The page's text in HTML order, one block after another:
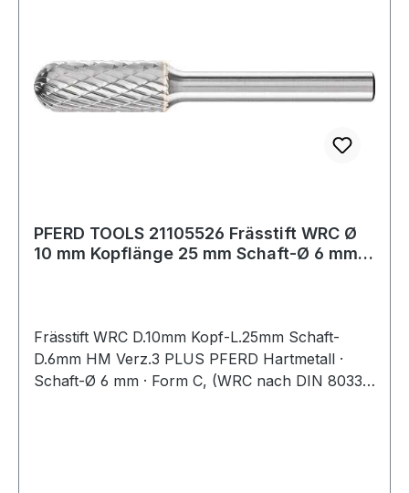
PFERD TOOLS 21105526 Frässtift WRC Ø
10 mm Kopflänge 25 mm Schaft-Ø 6 mm
Frässtift WRC D.10mm Kopf-L.25mm Schaft-
D.6mm HM Verz.3 PLUS PFERD Hartmetall ·
Schaft-Ø 6 mm · Form C, (WRC nach DIN 8033)